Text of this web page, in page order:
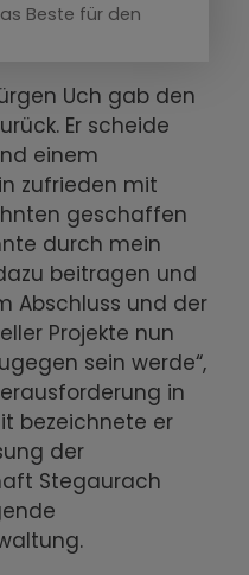
Beste für den
Uch gab den
Er scheide
einem
zufrieden mit
geschaffen
durch mein
beitragen und
Abschluss und der
Projekte nun
sein werde“,
in
bezeichnete er
der
Stegaurach